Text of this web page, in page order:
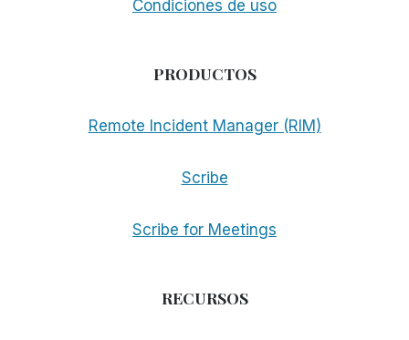
Condiciones de uso
PRODUCTOS
Remote Incident Manager (RIM)
Scribe
Scribe for Meetings
RECURSOS